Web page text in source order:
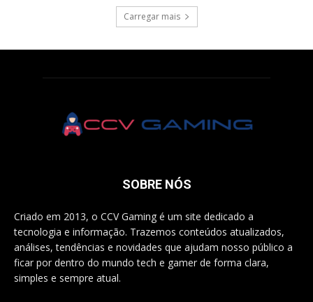
Carregar mais
SOBRE NÓS
Criado em 2013, o CCV Gaming é um site dedicado a
tecnologia e informação. Trazemos conteúdos atualizados,
análises, tendências e novidades que ajudam nosso público a
ficar por dentro do mundo tech e gamer de forma clara,
simples e sempre atual.